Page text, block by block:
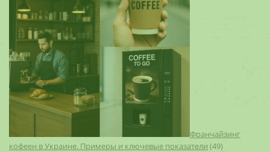
Франчайзинг
кофеен в Украине. Примеры и ключевые показатели (49)